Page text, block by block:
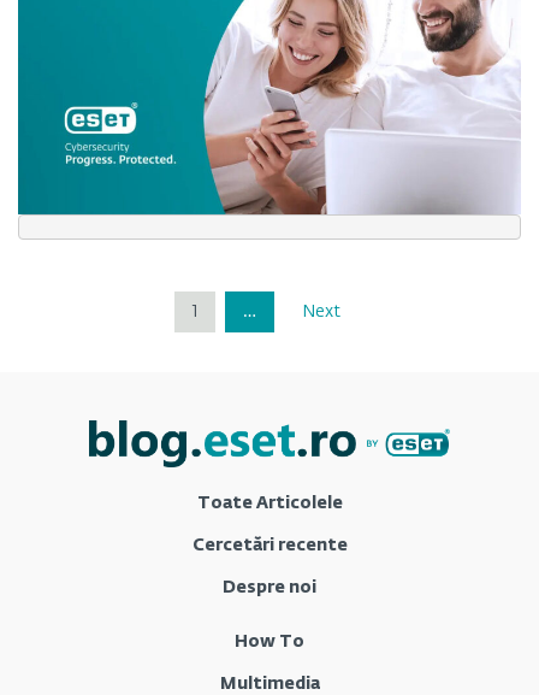
1 … Next
Toate Articolele
Cercetări recente
Despre noi
How To
Multimedia